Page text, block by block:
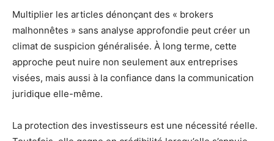
Multiplier les articles dénonçant des « brokers
malhonnêtes » sans analyse approfondie peut créer un
climat de suspicion généralisée. À long terme, cette
approche peut nuire non seulement aux entreprises
visées, mais aussi à la confiance dans la communication
juridique elle-même.
La protection des investisseurs est une nécessité réelle.